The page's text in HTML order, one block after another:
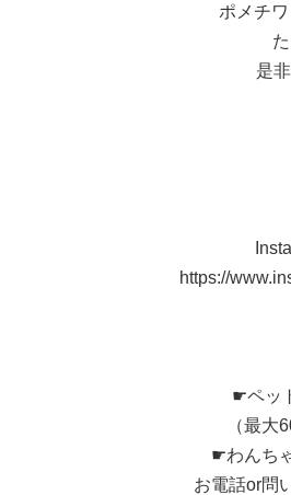
ポメチ
是
https://
☛ペッ
（最
☛わんち
お電話or問